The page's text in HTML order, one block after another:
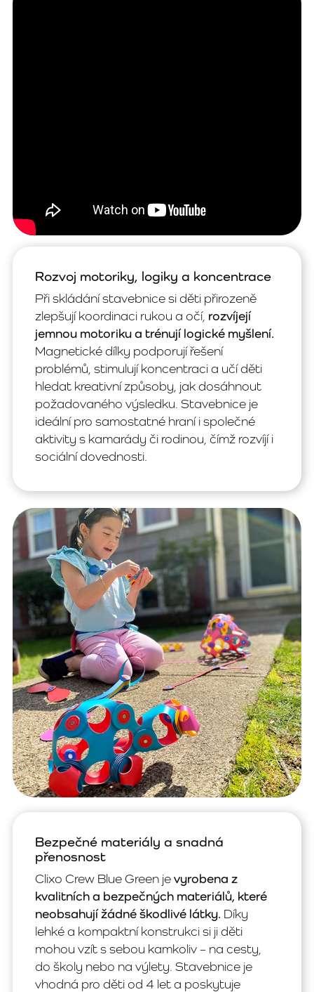
Rozvoj motoriky, logiky a koncentrace
Při skládání stavebnice si děti přirozeně
zlepšují koordinaci rukou a očí, rozvíjejí
jemnou motoriku a trénují logické myšlení.
Magnetické dílky podporují řešení
problémů, stimulují koncentraci a učí děti
hledat kreativní způsoby, jak dosáhnout
požadovaného výsledku. Stavebnice je
ideální pro samostatné hraní i společné
aktivity s kamarády či rodinou, čímž rozvíjí i
sociální dovednosti.
Bezpečné materiály a snadná
přenosnost
Clixo Crew Blue Green jevyrobena z
kvalitních a bezpečných materiálů, které
neobsahují žádné škodlivé látky. Díky
lehké a kompaktní konstrukci si ji děti
mohou vzít s sebou kamkoliv – na cesty,
do školy nebo na výlety. Stavebnice je
vhodná pro děti od 4 let a poskytuje